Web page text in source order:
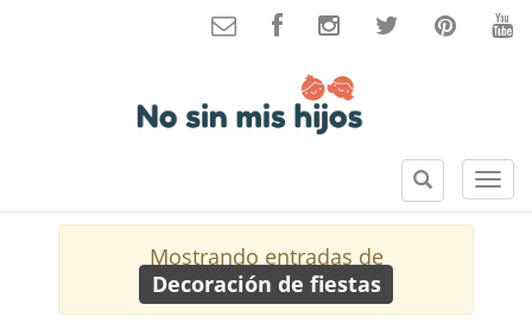
S
e
B
u
s
r
Mostrando entradas de
Decoración de fiestas